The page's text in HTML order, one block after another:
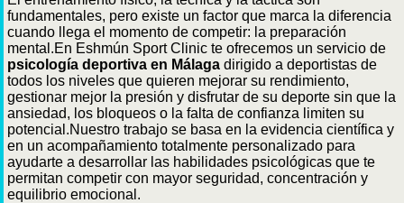
fundamentales, pero existe un factor que marca la diferencia
cuando llega el momento de competir: la preparación
mental.En Eshmún Sport Clinic te ofrecemos un servicio de
psicología deportiva en Málaga dirigido a deportistas de
todos los niveles que quieren mejorar su rendimiento,
gestionar mejor la presión y disfrutar de su deporte sin que la
ansiedad, los bloqueos o la falta de confianza limiten su
potencial.Nuestro trabajo se basa en la evidencia científica y
en un acompañamiento totalmente personalizado para
ayudarte a desarrollar las habilidades psicológicas que te
permitan competir con mayor seguridad, concentración y
equilibrio emocional.